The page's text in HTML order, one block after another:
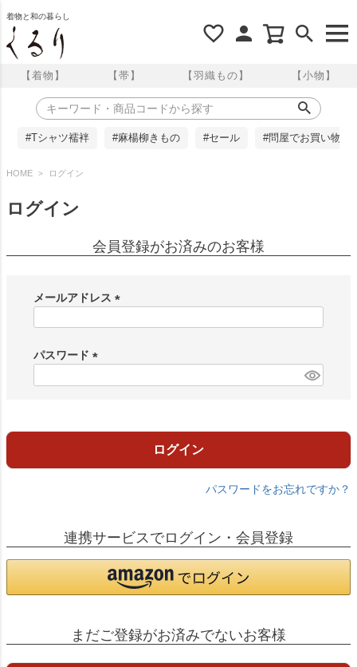
着物と和の暮らし
【着物】 【帯】 【羽織もの】 【小物】
#Tシャツ襦袢 #麻楊柳きもの #セール #問屋でお買い物
HOME ログイン
ログイン
会員登録がお済みのお客様
メールアドレス
)
パスワード
ログイン
パスワードをお忘れですか？
連携サービスでログイン・会員登録
まだご登録がお済みでないお客様